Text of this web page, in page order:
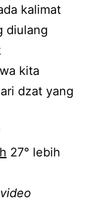
kalimat
diulang
kita
dzat yang
27° lebih
video